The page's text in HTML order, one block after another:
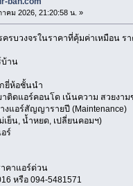
คม 2026, 21:20:58 น. »
รบวงจรในราคาที่คุ้มค่าเหมือน ร
บ้าน
ยี่ห้อชั้นนำ
ติดแอร์คอนโด เน้นความ สวยงาม
แอร์สัญญารายปี (Maintenance)
ย็น, น้ำหยด, เปลี่ยนคอมฯ)
ร์
คาแอร์ด่วน
หรือ 094-5481571